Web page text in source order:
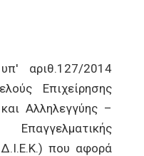
2014
Επιχείρησης
Αλληλεγγύης –
που αφορά